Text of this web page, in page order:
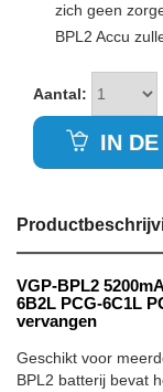
zich geen
BPL2 Accu
Aantal:
IN
VGP-BPL2
6B2L PCG-6C1L
vervangen
Geschikt voor
BPL2 batterij bevat